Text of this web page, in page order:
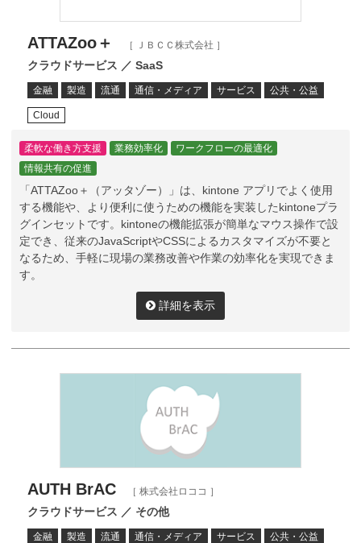
ATTAZoo＋ ［ ＪＢＣＣ株式会社 ］
クラウドサービス ／ SaaS
金融 製造 流通 通信・メディア サービス 公共・公益
Cloud
柔軟な働き方支援 業務効率化
ワークフローの最適化
情報共有の促進
「ATTAZoo＋（アッタゾー）」は、kintone アプリでよく使用
する機能や、より便利に使うための機能を実装したkintoneプラ
グインセットです。kintoneの機能拡張が簡単なマウス操作で設
定でき、従来のJavaScriptやCSSによるカスタマイズが不要と
なるため、手軽に現場の業務改善や作業の効率化を実現できま
す。
詳細を表示
AUTH BrAC ［ 株式会社ロココ ］
クラウドサービス ／ その他
金融 製造 流通 通信・メディア サービス
公共・公益